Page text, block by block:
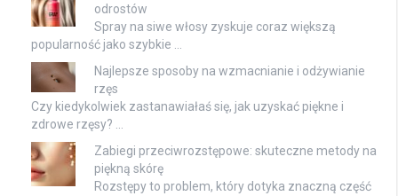
odrostów
Spray na siwe włosy zyskuje coraz większą
popularność jako szybkie …
Najlepsze sposoby na wzmacnianie i odżywianie
rzęs
Czy kiedykolwiek zastanawiałaś się, jak uzyskać piękne i
zdrowe rzęsy? …
Zabiegi przeciwrozstępowe: skuteczne metody na
piękną skórę
Rozstępy to problem, który dotyka znaczną część